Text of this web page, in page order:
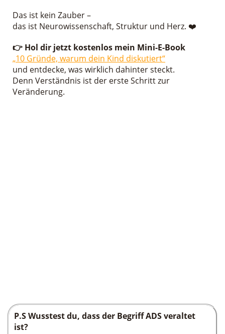
Das ist kein Zauber –
das ist Neurowissenschaft, Struktur und Herz. ❤️
👉 Hol dir jetzt kostenlos mein Mini-E-Book
„10 Gründe, warum dein Kind diskutiert“
und entdecke, was wirklich dahinter steckt.
Denn Verständnis ist der erste Schritt zur
Veränderung.
P.S Wusstest du, dass der Begriff ADS veraltet
ist?